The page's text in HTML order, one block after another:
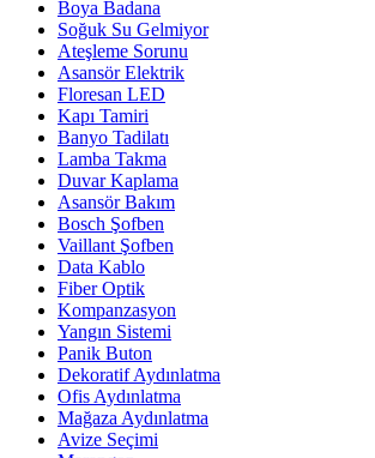
Boya Badana
Soğuk Su Gelmiyor
Ateşleme Sorunu
Asansör Elektrik
Floresan LED
Kapı Tamiri
Banyo Tadilatı
Lamba Takma
Duvar Kaplama
Asansör Bakım
Bosch Şofben
Vaillant Şofben
Data Kablo
Fiber Optik
Kompanzasyon
Yangın Sistemi
Panik Buton
Dekoratif Aydınlatma
Ofis Aydınlatma
Mağaza Aydınlatma
Avize Seçimi